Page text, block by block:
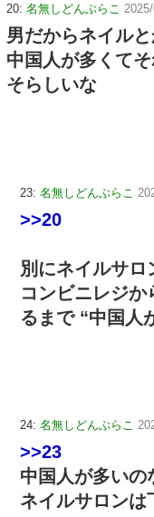
20: 名無しどんぶらこ
男だからネイル
中国人が多くて
そらしいな
23: 名無しどんぶらこ
>>20
別にネイルサロ
コンビニレジ
るまで “中国人
24: 名無しどんぶらこ
>>23
中国人が多いの
ネイルサロンは